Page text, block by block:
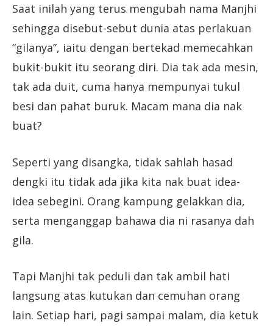
Saat inilah yang terus mengubah nama Manjhi
sehingga disebut-sebut dunia atas perlakuan
“gilanya”, iaitu dengan bertekad memecahkan
bukit-bukit itu seorang diri. Dia tak ada mesin,
tak ada duit, cuma hanya mempunyai tukul
besi dan pahat buruk. Macam mana dia nak
buat?
Seperti yang disangka, tidak sahlah hasad
dengki itu tidak ada jika kita nak buat idea-
idea sebegini. Orang kampung gelakkan dia,
serta menganggap bahawa dia ni rasanya dah
gila.
Tapi Manjhi tak peduli dan tak ambil hati
langsung atas kutukan dan cemuhan orang
lain. Setiap hari, pagi sampai malam, dia ketuk